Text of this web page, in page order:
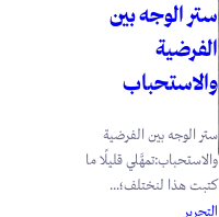
ستر الوجه بين
الفرضية
والاستحباب
ستر الوجه بين الفرضية
والاستحباب:تمهَّلي قليلًا ما
كتبت هذا لنختلف؛...
التحرير